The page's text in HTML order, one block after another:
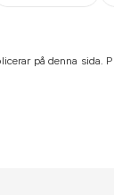
på denna